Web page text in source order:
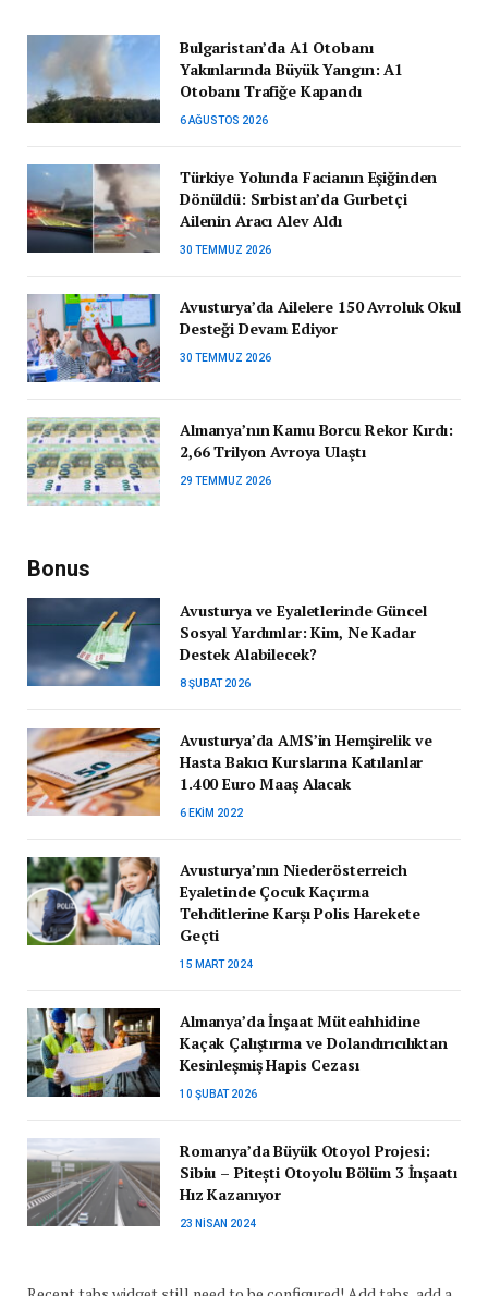
Bulgaristan’da A1 Otobanı
Yakınlarında Büyük Yangın: A1
Otobanı Trafiğe Kapandı
6 AĞUSTOS 2026
Türkiye Yolunda Facianın Eşiğinden
Dönüldü: Sırbistan’da Gurbetçi
Ailenin Aracı Alev Aldı
30 TEMMUZ 2026
Avusturya’da Ailelere 150 Avroluk Okul
Desteği Devam Ediyor
30 TEMMUZ 2026
Almanya’nın Kamu Borcu Rekor Kırdı:
2,66 Trilyon Avroya Ulaştı
29 TEMMUZ 2026
Bonus
Avusturya ve Eyaletlerinde Güncel
Sosyal Yardımlar: Kim, Ne Kadar
Destek Alabilecek?
8 ŞUBAT 2026
Avusturya’da AMS’in Hemşirelik ve
Hasta Bakıcı Kurslarına Katılanlar
1.400 Euro Maaş Alacak
6 EKIM 2022
Avusturya’nın Niederösterreich
Eyaletinde Çocuk Kaçırma
Tehditlerine Karşı Polis Harekete
Geçti
15 MART 2024
Almanya’da İnşaat Müteahhidine
Kaçak Çalıştırma ve Dolandırıcılıktan
Kesinleşmiş Hapis Cezası
10 ŞUBAT 2026
Romanya’da Büyük Otoyol Projesi:
Sibiu – Pitești Otoyolu Bölüm 3 İnşaatı
Hız Kazanıyor
23 NISAN 2024